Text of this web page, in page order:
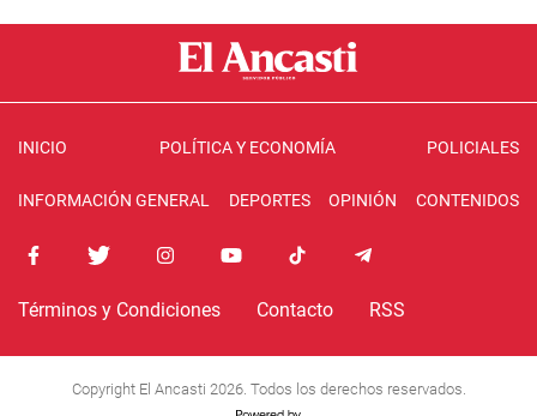
INICIO POLÍTICA Y ECONOMÍA POLICIALES
INFORMACIÓN GENERAL DEPORTES OPINIÓN CONTENIDOS
Términos y Condiciones Contacto RSS
Copyright El Ancasti 2026. Todos los derechos reservados.